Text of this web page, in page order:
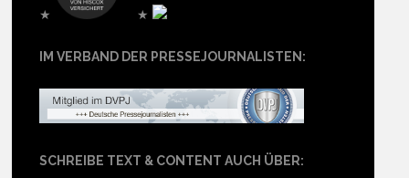
★ ★
IM VERBAND DER PRESSEJOURNALISTEN:
SCHREIBE TEXT & CONTENT AUCH ÜBER: